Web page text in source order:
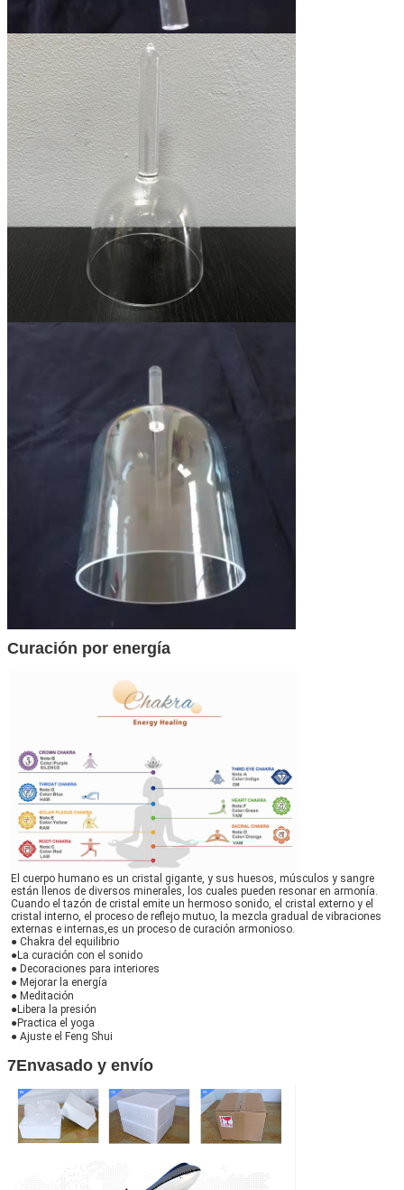
Curación por energía
El cuerpo humano es un cristal gigante, y sus huesos, músculos y sangre
están llenos de diversos minerales, los cuales pueden resonar en armonía.
Cuando el tazón de cristal emite un hermoso sonido, el cristal externo y el
cristal interno, el proceso de reflejo mutuo, la mezcla gradual de vibraciones
externas e internas,es un proceso de curación armonioso.
● Chakra del equilibrio
●La curación con el sonido
● Decoraciones para interiores
● Mejorar la energía
● Meditación
●Libera la presión
●Practica el yoga
● Ajuste el Feng Shui
7Envasado y envío